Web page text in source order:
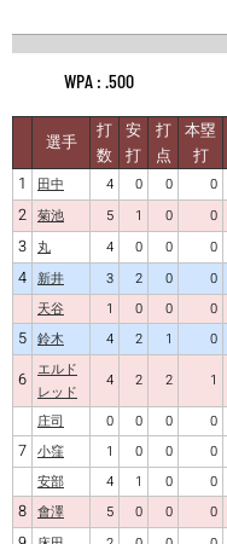
.500
選手
打
数
安
打
打
点
本塁
打
1 田中 4 0 0 0
2 菊池 5 1 0 0
3 丸 4 0 0 0
4 新井 3 2 0 0
天谷
1 0 0 0
5 鈴木 4 2 1 0
6 エルド
レッド
4 2 2 1
庄司
0 0 0 0
7 小窪 1 0 0 0
安部
4 1 0 0
8 會澤 5 0 0 0